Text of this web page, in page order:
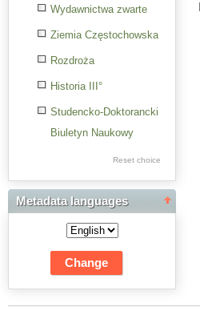
Wydawnictwa zwarte
Ziemia Częstochowska
Rozdroża
Historia III°
Studencko-Doktorancki
Biuletyn Naukowy
Res Academicae
Science Project Scripts
Biuletyn Informacyjny
WSP w Częstochowie
Reset choice
Metadata languages